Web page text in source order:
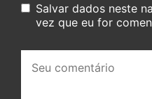
Salvar dados neste
vez que eu for
comentário: